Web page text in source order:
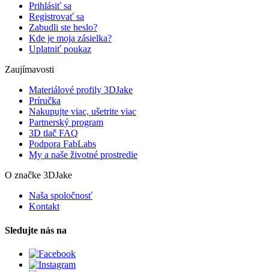
Prihlásiť sa
Registrovať sa
Zabudli ste heslo?
Kde je moja zásielka?
Uplatniť poukaz
Zaujímavosti
Materiálové profily 3DJake
Príručka
Nakupujte viac, ušetrite viac
Partnerský program
3D tlač FAQ
Podpora FabLabs
My a naše životné prostredie
O značke 3DJake
Naša spoločnosť
Kontakt
Sledujte nás na